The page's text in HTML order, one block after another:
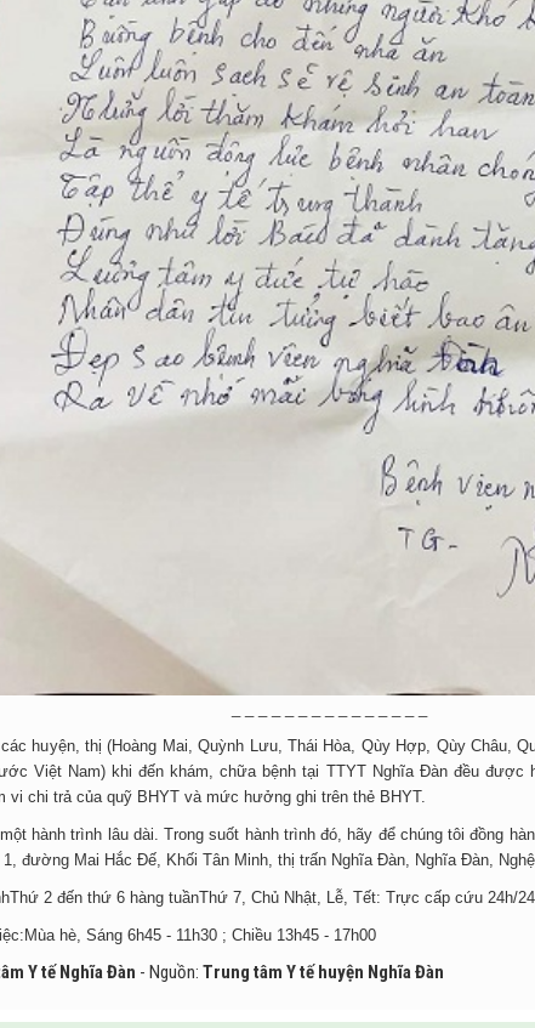
huyện, thị (Hoàng Mai, Quỳnh Lưu, Thái Hòa, Qùy Hợp, Qùy Châu,
Việt Nam) khi đến khám, chữa bệnh tại TTYT Nghĩa Đàn đều được
vi chi trả của quỹ BHYT và mức hưởng ghi trên thẻ BHYT.
hành trình lâu dài. Trong suốt hành trình đó, hãy để chúng tôi đồng
đường Mai Hắc Đế, Khối Tân Minh, thị trấn Nghĩa Đàn, Nghĩa Đàn,
2 đến thứ 6 hàng tuầnThứ 7, Chủ Nhật, Lễ, Tết: Trực cấp cứu 24h/
hè, Sáng 6h45 - 11h30 ; Chiều 13h45 - 17h00
Y tế Nghĩa Đàn - Nguồn: Trung tâm Y tế huyện Nghĩa Đàn